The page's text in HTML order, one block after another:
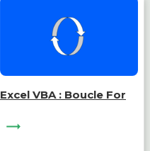
Excel VBA : Boucle For